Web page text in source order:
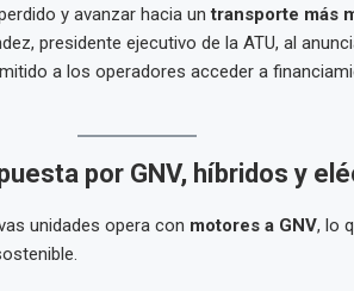
y avanzar hacia untransporte más
presidente ejecutivo de la ATU, al
a los operadores acceder a
por GNV, híbridos y
unidades opera con motores a GNV, lo